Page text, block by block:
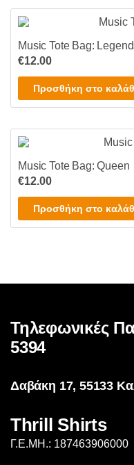
€10.00
μπορούν
στη
σελίδα
Music Tote Bag:
€12.00
Προσθήκη στο
Music Tote Bag: Queen
€12.00
Προσθήκη στο
Τηλεφωνικές
5394
Δαβάκη 17, 55133
Thrill Shirts
Γ.Ε.ΜΗ.: 187463906000